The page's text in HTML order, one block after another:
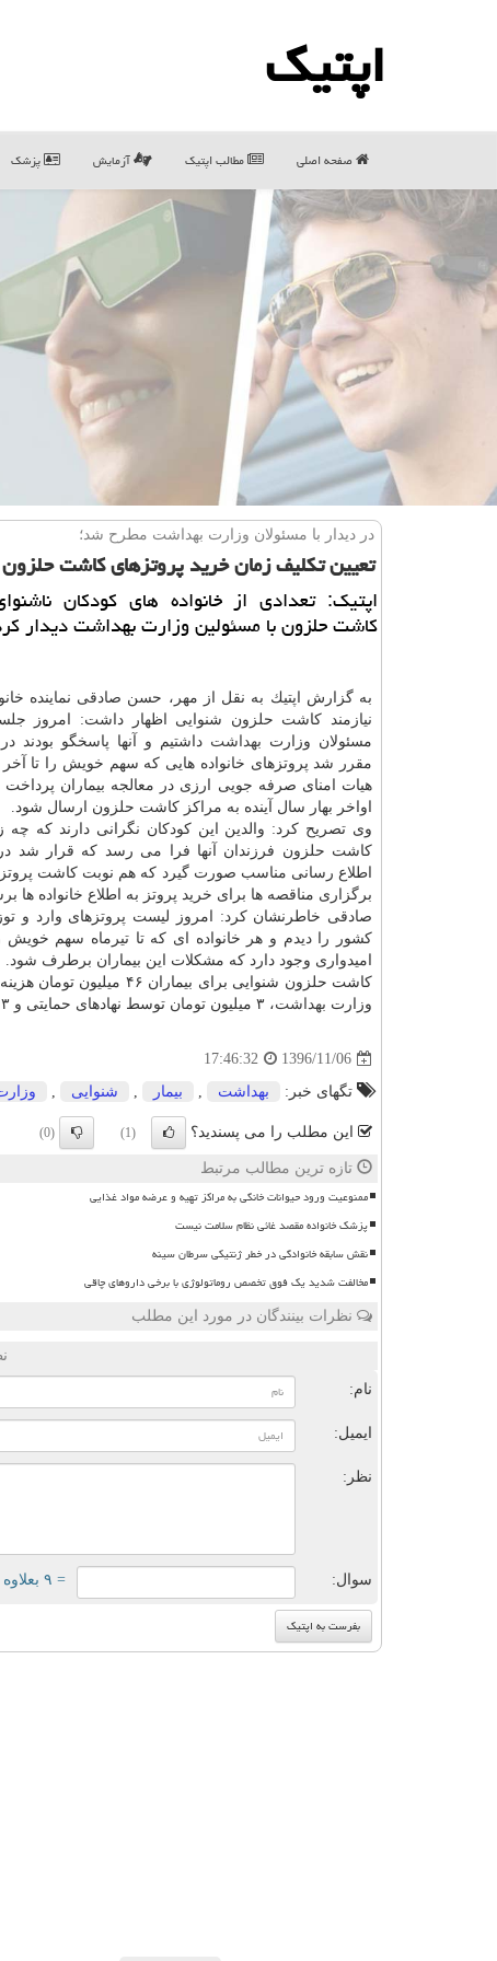
اپتیك
صفحه اصلی مطالب اپتیك آزمایش پزشک
در دیدار با مسئولان وزارت بهداشت مطرح شد؛
تعیین تكلیف زمان خرید پروتزهای كاشت حلزون
اپتیك: تعدادی از خانواده های كودكان
كاشت حلزون با مسئولین وزارت بهداشت دیدار
به گزارش اپتیك به نقل از مهر، حسن صادقی نماینده
نیازمند كاشت حلزون شنوایی اظهار داشت: امروز
مسئولان وزارت بهداشت داشتیم و آنها پاسخگو بودند
هیات امنای صرفه جویی ارزی در معالجه بیماران پرداخت
اواخر بهار سال آینده به مراكز كاشت حلزون ارسال شود.
وی تصریح كرد: والدین این كودكان نگرانی دارند كه چه
كاشت حلزون فرزندان آنها فرا می رسد كه قرار شد در
اطلاع رسانی مناسب صورت گیرد كه هم نوبت كاشت
برگزاری مناقصه ها برای خرید پروتز به اطلاع خانواده ها
صادقی خاطرنشان كرد: امروز لیست پروتزهای وارد و
كشور را دیدم و هر خانواده ای كه تا تیرماه سهم
امیدواری وجود دارد كه مشكلات این بیماران برطرف شود.
وزارت بهداشت، ۳ میلیون تومان توسط نهادهای حمایتی و ۳ میلیون تومان توسط بیماران پرداخت می گردد.
1396/11/06
17:46:32
تگهای خبر: بهداشت , بیمار , شنوایی ,
این مطلب را می پسندید؟ (1)
(0)
تازه ترین مطالب مرتبط
ممنوعیت ورود حیوانات خانگی به مراکز تهیه و عرضه مواد غذایی
پزشک خانواده مقصد غائی نظام سلامت نیست
نقش سابقه خانوادگی در خطر ژنتیکی سرطان سینه
مخالفت شدید یک فوق تخصص روماتولوژی با برخی داروهای چاقی
نظرات بینندگان در مورد این مطلب
نام:
ایمیل:
نظر:
سوال: = ۹ بعلاوه ۵